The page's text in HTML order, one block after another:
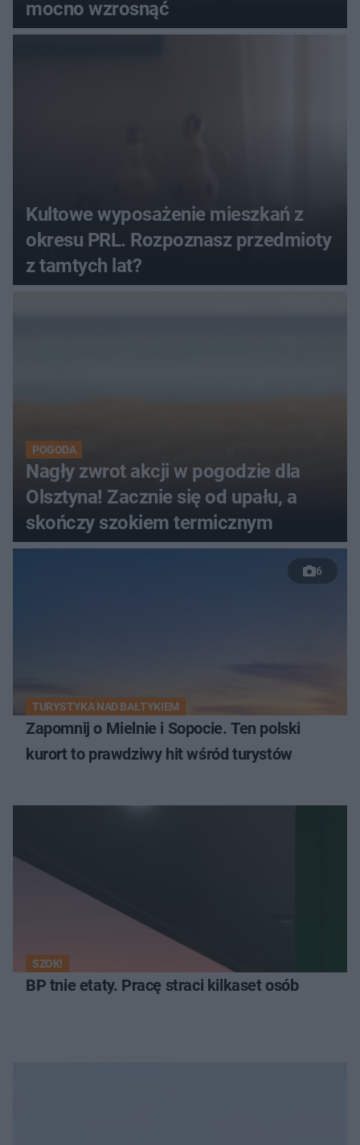
mocno wzrosnąć
Kultowe wyposażenie mieszkań z
okresu PRL. Rozpoznasz przedmioty
z tamtych lat?
POGODA
Nagły zwrot akcji w pogodzie dla
Olsztyna! Zacznie się od upału, a
skończy szokiem termicznym
6
TURYSTYKA NAD BAŁTYKIEM
Zapomnij o Mielnie i Sopocie. Ten polski
kurort to prawdziwy hit wśród turystów
SZOK!
BP tnie etaty. Pracę straci kilkaset osób